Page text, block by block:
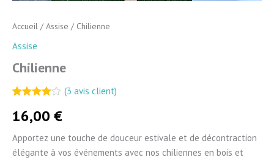
Accueil / Assise / Chilienne
Assise
Chilienne
sur 5
basé
notations
client
(3 avis client)
16,00 €
Apportez une touche de douceur estivale et de décontraction
élégante à vos événements avec nos chiliennes en bois et